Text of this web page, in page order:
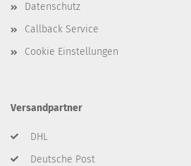
Datenschutz
Callback Service
Cookie Einstellungen
Versandpartner
DHL
Deutsche Post